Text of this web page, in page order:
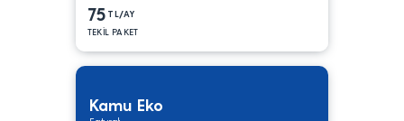
75 TL/AY
TEKİL PAKET
Kamu Eko